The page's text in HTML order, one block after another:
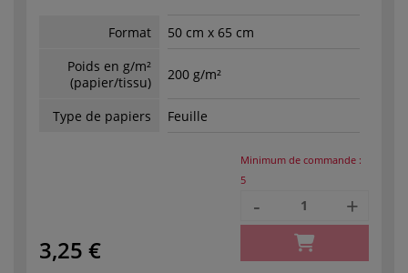
Format
50 cm x 65 cm
Poids en g/m²
(papier/tissu)
200 g/m²
Type de papiers Feuille
3,25 €
Minimum de commande :
5
- +